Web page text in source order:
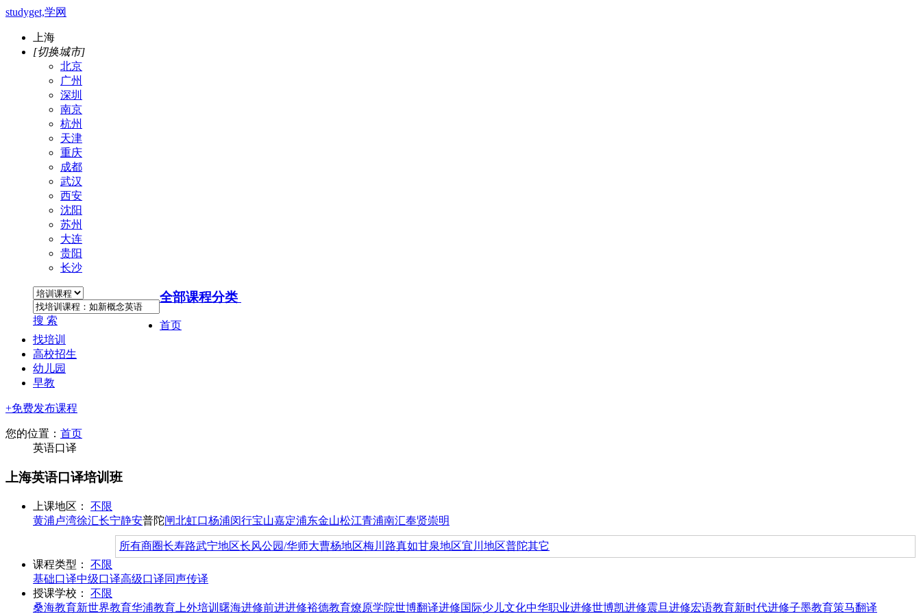
studyget,学网
上海
[切换城市]
北京
广州
深圳
南京
杭州
天津
重庆
成都
武汉
西安
沈阳
苏州
大连
贵阳
长沙
搜 索
全部课程分类
首页
找培训
高校招生
幼儿园
早教
+免费发布课程
您的位置： 首页
英语口译
上海英语口译培训班
上课地区：
不限
黄浦卢湾徐汇长宁静安普陀闸北虹口杨浦闵行宝山嘉定浦东金山松江青浦南汇奉贤崇明
所有商圈长寿路武宁地区长风公园/华师大曹杨地区梅川路真如甘泉地区宜川地区普陀其它
课程类型：
不限
基础口译中级口译高级口译同声传译
授课学校：
不限
桑海教育新世界教育华浦教育 上外培训 曙海进修前进进修裕德教育燎原学院世博翻译进修国际少儿文化中华职业进修世博凯进修震旦进修宏语教育新时代进修子墨教育策马翻译